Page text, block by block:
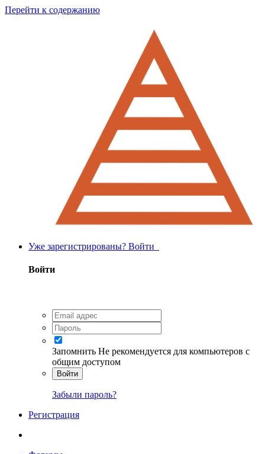
Перейти к содержанию
Уже зарегистрированы? Войти
Войти
Запомнить Не рекомендуется для компьютеров с
общим доступом
Войти
Забыли пароль?
Регистрация